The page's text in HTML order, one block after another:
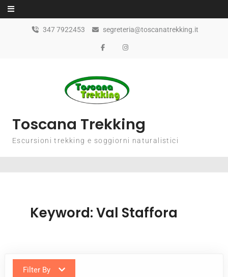
347 7922453 segreteria@toscanatrekking.it
Toscana Trekking
Escursioni trekking e soggiorni naturalistici
Keyword:Val Staffora
Filter By